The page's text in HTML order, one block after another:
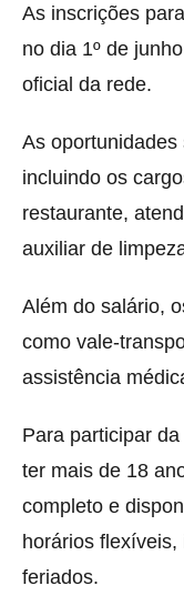
As inscrições
no dia 1º de
oficial da rede.
As
incluindo os
restaurante,
auxiliar de
Além do salário,
como vale-
assistência
Para participar
ter mais de 18
completo e
horários
feriados.